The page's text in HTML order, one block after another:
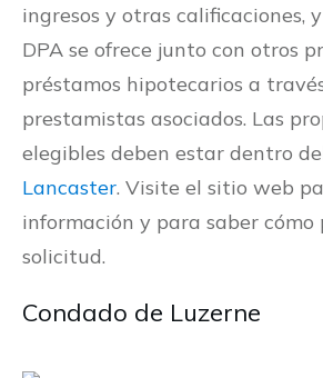
ingresos y otras calificaciones,
DPA se ofrece junto con otros
préstamos hipotecarios a
prestamistas asociados. Las
elegibles deben estar dentro
Lancaster. Visite el sitio web
información y para saber
solicitud.
Condado de Luzerne